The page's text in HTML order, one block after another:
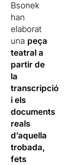
Bsonek
han
elaborat
una peça
teatral a
partir de
la
transcripció
i els
documents
reals
d’aquella
trobada,
fets